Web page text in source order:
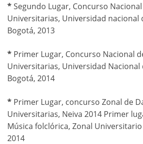
*Segundo Lugar, Concurso
Universitarias, Universidad nacional
Bogotá, 2013
* Primer Lugar, Concurso Nacional
Universitarias, Universidad Nacional
Bogotá, 2014
* Primer Lugar, concurso Zonal de
Universitarias, Neiva 2014 Primer
Música folclórica, Zonal Universitario
2014